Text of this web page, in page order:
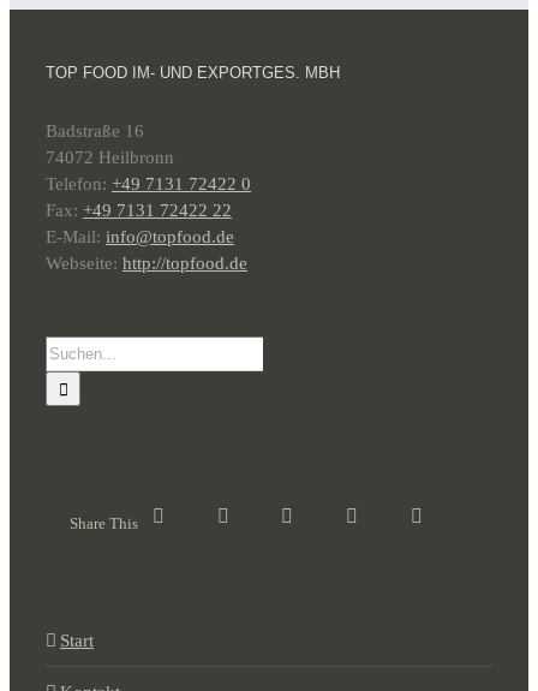
TOP FOOD IM- UND EXPORTGES. MBH
Badstraße 16
74072 Heilbronn
Telefon: +49 7131 72422 0
Fax: +49 7131 72422 22
E-Mail: info@topfood.de
Webseite: http://topfood.de
Suche
nach:
Share This
Start